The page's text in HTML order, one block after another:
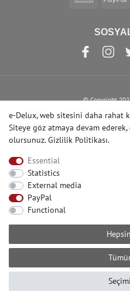
© Copyright
e-Delux, web sitesini daha rahat
Siteye göz atmaya devam
olursunuz.Gizlilik Politikası.
Essential
Statistics
External media
PayPal
Functional